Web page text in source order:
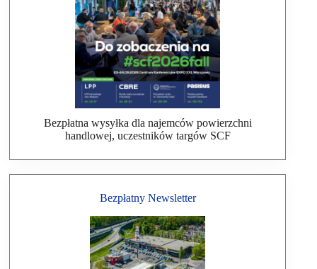
Bezpłatna wysyłka dla najemców powierzchni
handlowej, uczestników targów SCF
Bezpłatny Newsletter